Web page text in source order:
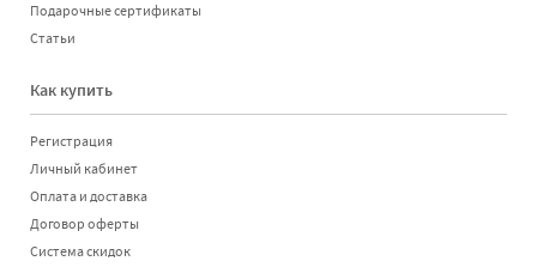
Подарочные сертификаты
Статьи
Как купить
Регистрация
Личный кабинет
Оплата и доставка
Договор оферты
Система скидок